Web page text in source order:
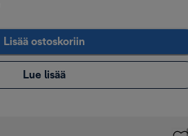
Lisää ostoskoriin
Lue lisää